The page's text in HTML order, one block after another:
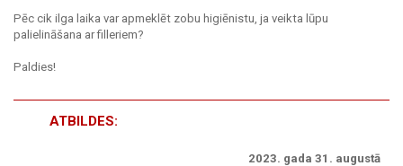
Pēc cik ilga laika var apmeklēt zobu higiēnistu, ja veikta lūpu
palielināšana ar filleriem?
Paldies!
ATBILDES:
2023. gada 31. augustā